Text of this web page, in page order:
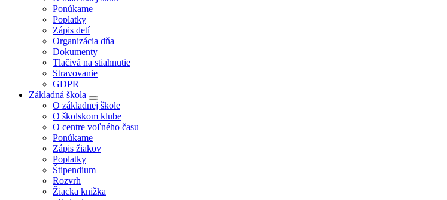
Ponúkame
Poplatky
Zápis detí
Organizácia dňa
Dokumenty
Tlačivá na stiahnutie
Stravovanie
GDPR
Základná škola
O základnej škole
O školskom klube
O centre voľného času
Ponúkame
Zápis žiakov
Poplatky
Štipendium
Rozvrh
Žiacka knižka